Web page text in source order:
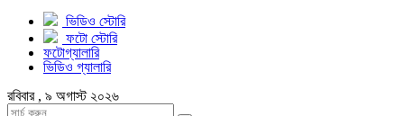
ভিডিও স্টোরি
ফটো স্টোরি
ফটোগ্যালারি
ভিডিও গ্যালারি
রবিবার , ৯ অগাস্ট ২০২৬